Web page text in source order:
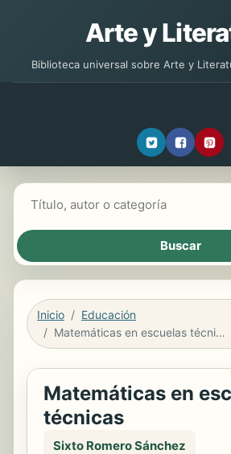
Arte y
Biblioteca universal sobre Arte y
Inicio
Educación
Matemáticas en escuelas técnicas
Matemáticas en
técnicas
Sixto Romero Sánchez